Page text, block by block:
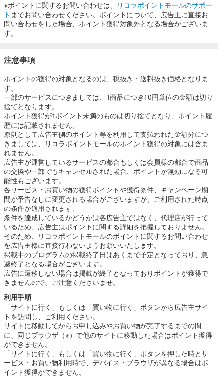
※ポイントに関するお問い合わせは、
リコラポイントモールのサポー
ト までお問い合わせください。ポイントについて、広告主に直接お
問い合わせをした場合、ポイント獲得対象外となる場合がございま
す。
注意事項
ポイントの獲得の対象となるのは、税抜き・送料抜き価格となりま
す。
一部のサービスにつきましては、1商品につき10円単位の金額は切り
捨てとなります。
ポイント獲得が1ポイント未満のものは切り捨てとなり、ポイント履
歴には記載されません。
原則として広告主側のポイント等を利用して支払われた金額分につ
きましては、リコラポイントモールのポイント獲得の対象には含ま
れません。
広告主が運営しているサービスの都合もしくは会員様の都合で商品
の交換や一部でもキャンセルされた場合、ポイントが無効になる可
能性もございます。
各サービス・お買い物の獲得ポイントや獲得条件、キャンペーン期
間が予告なしに変更される場合がございますが、ご利用された時点
の条件が適用されます。
条件を達成しているかどうかは各広告主ではなく、代理店が行って
いるため、広告主はポイントに関する詳細を把握しておりません。
そのため、リコラポイントモールのポイントに関するお問い合わせ
を広告主様に直接行わないようお願いいたします。
掲載中のプログラムの掲載終了日はあくまで予定となっており、急
遽終了となる場合がございます。
広告に遷移しない場合は掲載が終了となっておりポイントが獲得で
きませんので、ご注意くださいませ。
利用手順
「サイトに行く」もしくは「買い物に行く」ボタンから広告主サイ
トを訪問し、ご利用ください。
サイトに移動してからお申し込みやお買い物が完了するまでの間
に、同じブラウザ（※）で他のサイトに移動した場合はポイント獲得
ができません。
「サイトに行く」もしくは「買い物に行く」ボタンを押した時とサ
ービス・お買い物利用時で、デバイス・ブラウザが異なる場合はポ
イント獲得ができません。